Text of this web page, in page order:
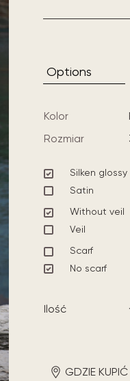
Options
Kolor
Rozmiar
Silken glossy
Satin
Without veil
Veil
Scarf
No scarf
Ilość
GDZIE KUPIĆ